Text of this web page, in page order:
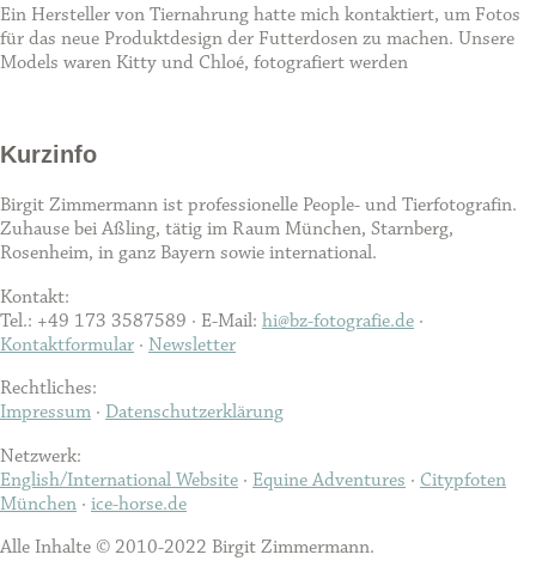
Ein Hersteller von Tiernahrung hatte mich kontaktiert, um Fotos
für das neue Produktdesign der Futterdosen zu machen. Unsere
Models waren Kitty und Chloé, fotografiert werden
Kurzinfo
Birgit Zimmermann ist professionelle People- und Tierfotografin.
Zuhause bei Aßling, tätig im Raum München, Starnberg,
Rosenheim, in ganz Bayern sowie international.
Kontakt:
Tel.: +49 173 3587589 · E-Mail: hi@bz-fotografie.de ·
Kontaktformular · Newsletter
Rechtliches:
Impressum · Datenschutzerklärung
Netzwerk:
English/International Website · Equine Adventures · Citypfoten
München · ice-horse.de
Alle Inhalte © 2010-2022 Birgit Zimmermann.